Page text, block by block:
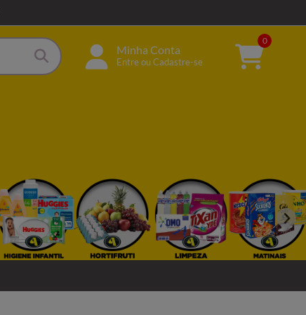
Minha Conta
Entre ou Cadastre-se
0